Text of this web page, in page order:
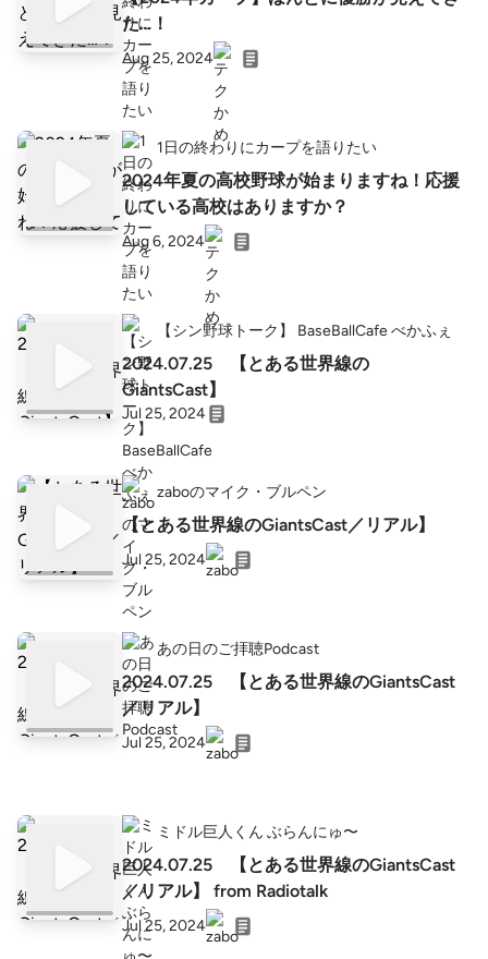
た…！
Aug 25, 2024
1日の終わりにカープを語りたい
2024年夏の高校野球が始まりますね！応援
している高校はありますか？
Aug 6, 2024
【シン野球トーク】 BaseBallCafe べかふぇ
2024.07.25 【とある世界線の
GiantsCast】
Jul 25, 2024
zaboのマイク・ブルペン
【とある世界線のGiantsCast／リアル】
Jul 25, 2024
あの日のご拝聴Podcast
2024.07.25 【とある世界線のGiantsCast
／リアル】
Jul 25, 2024
ミドル巨人くん ぶらんにゅ〜
2024.07.25 【とある世界線のGiantsCast
／リアル】 from Radiotalk
Jul 25, 2024